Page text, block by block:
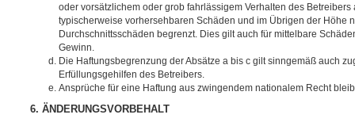
oder vorsätzlichem oder grob fahrlässigem Verhalten des Betreibers
typischerweise vorhersehbaren Schäden und im Übrigen der Höhe
Durchschnittsschäden begrenzt. Dies gilt auch für mittelbare
Gewinn.
Die Haftungsbegrenzung der Absätze a bis c gilt sinngemäß auch
Erfüllungsgehilfen des Betreibers.
Ansprüche für eine Haftung aus zwingendem nationalem Recht
6. ÄNDERUNGSVORBEHALT